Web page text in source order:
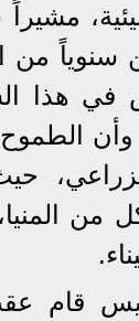
١٤ إلى ١٧ مليون
في هذا
الطموح
من
قام